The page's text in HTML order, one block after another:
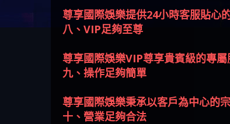
尊享國際娛樂提供24小時客服貼心
八、VIP足夠至尊
尊享國際娛樂VIP尊享貴賓級的專
九、操作足夠簡單
尊享國際娛樂秉承以客戶為中心的
十、營業足夠合法